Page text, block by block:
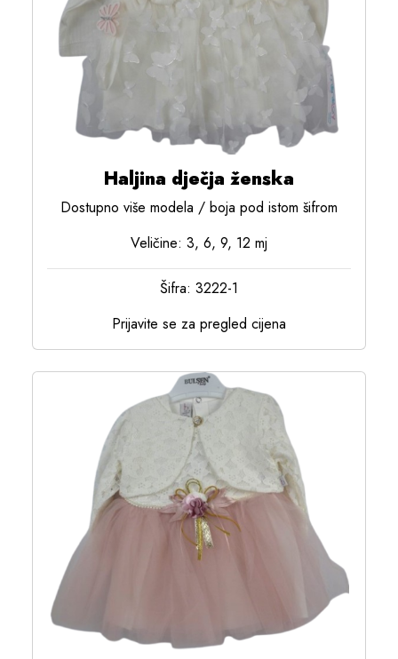
Haljina dječja ženska
Dostupno više modela / boja pod istom šifrom
Veličine: 3, 6, 9, 12 mj
Šifra: 3222-1
Prijavite se za pregled cijena